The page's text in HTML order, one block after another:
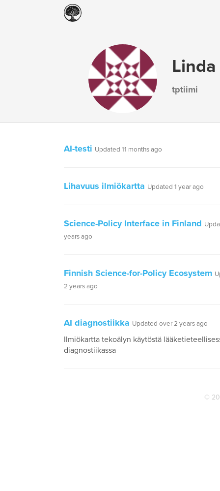
tptiimi
AI-testi Updated 11 months ago
Lihavuus ilmiökartta Updated 1 year ago
Science-Policy Interface in Finland
years ago
Finnish Science-for-Policy Ecosystem
2 years ago
AI diagnostiikka Updated over 2 years ago
Ilmiökartta tekoälyn käytöstä
diagnostiikassa
©